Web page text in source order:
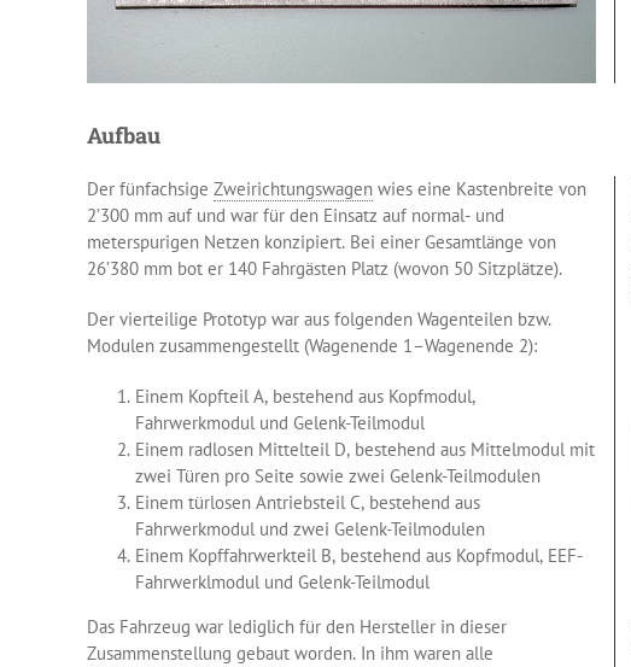
Aufbau
Der fünfachsige Zweirichtungswagen wies eine Kastenbreite von
2’300 mm auf und war für den Einsatz auf normal- und
meterspurigen Netzen konzipiert. Bei einer Gesamtlänge von
26’380 mm bot er 140 Fahrgästen Platz (wovon 50 Sitzplätze).
Der vierteilige Prototyp war aus folgenden Wagenteilen bzw.
Modulen zusammengestellt (Wagenende 1–Wagenende 2):
Einem Kopfteil A, bestehend aus Kopfmodul,
Fahrwerkmodul und Gelenk-Teilmodul
Einem radlosen Mittelteil D, bestehend aus Mittelmodul mit
zwei Türen pro Seite sowie zwei Gelenk-Teilmodulen
Einem türlosen Antriebsteil C, bestehend aus
Fahrwerkmodul und zwei Gelenk-Teilmodulen
Einem Kopffahrwerkteil B, bestehend aus Kopfmodul, EEF-
Fahrwerklmodul und Gelenk-Teilmodul
Das Fahrzeug war lediglich für den Hersteller in dieser
Zusammenstellung gebaut worden. In ihm waren alle